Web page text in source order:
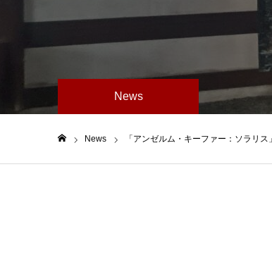
News
News 「アンゼルム・キーファー：ソラリ